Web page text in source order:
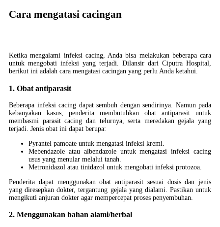
Cara mengatasi cacingan
Ketika mengalami infeksi cacing, Anda bisa melakukan beberapa cara
untuk mengobati infeksi yang terjadi. Dilansir dari Ciputra Hospital,
berikut ini adalah cara mengatasi cacingan yang perlu Anda ketahui.
1. Obat antiparasit
Beberapa infeksi cacing dapat sembuh dengan sendirinya. Namun pada
kebanyakan kasus, penderita membutuhkan obat antiparasit untuk
membasmi parasit cacing dan telurnya, serta meredakan gejala yang
terjadi. Jenis obat ini dapat berupa:
Pyrantel pamoate untuk mengatasi infeksi kremi.
Mebendazole atau albendazole untuk mengatasi infeksi cacing
usus yang menular melalui tanah.
Metronidazol atau tinidazol untuk mengobati infeksi protozoa.
Penderita dapat menggunakan obat antiparasit sesuai dosis dan jenis
yang diresepkan dokter, tergantung gejala yang dialami. Pastikan untuk
mengikuti anjuran dokter agar mempercepat proses penyembuhan.
2. Menggunakan bahan alami/herbal